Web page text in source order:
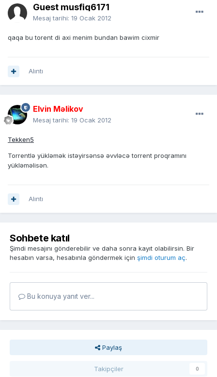
Guest musfiq6171
Mesaj tarihi: 19 Ocak 2012
qaqa bu torent di axi menim bundan bawim cixmir
Alıntı
Elvin Məlikov
Mesaj tarihi: 19 Ocak 2012
Tekken5
Torrentlə yükləmək istəyirsənsə əvvləcə torrent proqramını
yükləməlisən.
Alıntı
Sohbete katıl
Şimdi mesajını gönderebilir ve daha sonra kayıt olabilirsin. Bir
hesabın varsa, hesabınla göndermek için şimdi oturum aç.
Bu konuya yanıt ver...
Paylaş
Takipçiler 0